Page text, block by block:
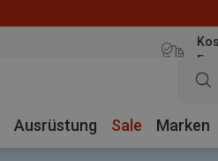
Euro
Ausrüstung Sale Marken